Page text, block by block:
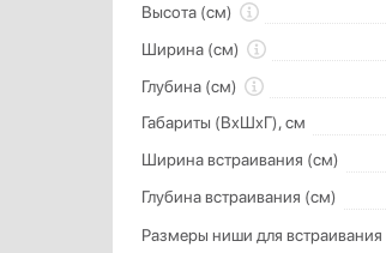
Высота (см)
Ширина (см)
Глубина (см)
Габариты (ВхШхГ), см
Ширина встраивания (см)
Глубина встраивания (см)
Размеры ниши для